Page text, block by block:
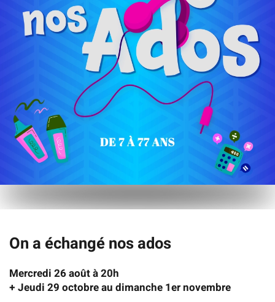
On a échangé nos ados
Mercredi 26 août à 20h
+ Jeudi 29 octobre au dimanche 1er novembre